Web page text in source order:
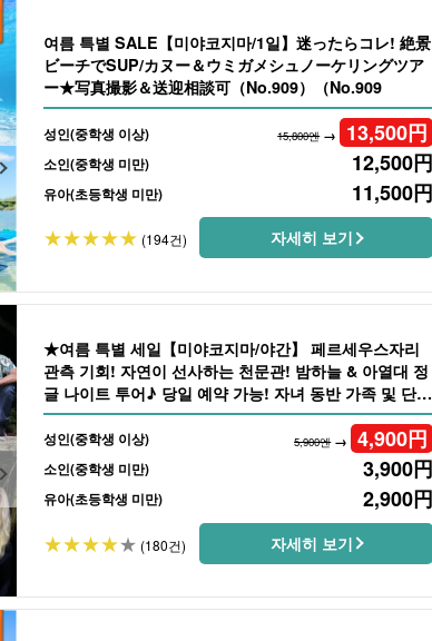
여름 특별 SALE【미야코지마/1일】迷ったらコレ! 絶景
ビーチでSUP/カヌー＆ウミガメシュノーケリングツア
ー★写真撮影＆送迎相談可（No.909）（No.909
성인(중학생 이상) 15,800엔→ 13,500円
소인(중학생 미만) 12,500円
유아(초등학생 미만) 11,500円
(194건) 자세히 보기
★여름 특별 세일【미야코지마/야간】 페르세우스자리
관측 기회! 자연이 선사하는 천문관! 밤하늘 & 아열대 정
글 나이트 투어♪ 당일 예약 가능! 자녀 동반 가족 및 단체
여행에도 추천 (No.916)
성인(중학생 이상) 5,900엔→ 4,900円
소인(중학생 미만) 3,900円
유아(초등학생 미만) 2,900円
(180건) 자세히 보기